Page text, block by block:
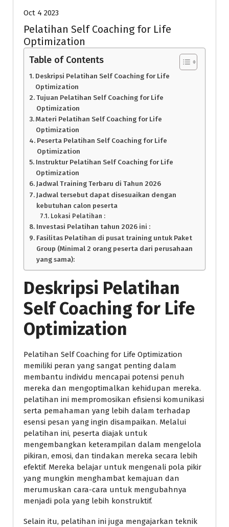
Oct 4 2023
Pelatihan Self Coaching for Life
Optimization
Table of Contents
Deskripsi Pelatihan Self Coaching for Life
Optimization
Tujuan Pelatihan Self Coaching for Life
Optimization
Materi Pelatihan Self Coaching for Life
Optimization
Peserta Pelatihan Self Coaching for Life
Optimization
Instruktur Pelatihan Self Coaching for Life
Optimization
Jadwal Training Terbaru di Tahun 2026
Jadwal tersebut dapat disesuaikan dengan
kebutuhan calon peserta
Lokasi Pelatihan :
Investasi Pelatihan tahun 2026 ini :
Fasilitas Pelatihan di pusat training untuk Paket
Group (Minimal 2 orang peserta dari perusahaan
yang sama):
Deskripsi Pelatihan
Self Coaching for Life
Optimization
Pelatihan Self Coaching for Life Optimization
memiliki peran yang sangat penting dalam
membantu individu mencapai potensi penuh
mereka dan mengoptimalkan kehidupan mereka.
pelatihan ini mempromosikan efisiensi komunikasi
serta pemahaman yang lebih dalam terhadap
esensi pesan yang ingin disampaikan. Melalui
pelatihan ini, peserta diajak untuk
mengembangkan keterampilan dalam mengelola
pikiran, emosi, dan tindakan mereka secara lebih
efektif. Mereka belajar untuk mengenali pola pikir
yang mungkin menghambat kemajuan dan
merumuskan cara-cara untuk mengubahnya
menjadi pola yang lebih konstruktif.
Selain itu, pelatihan ini juga mengajarkan teknik